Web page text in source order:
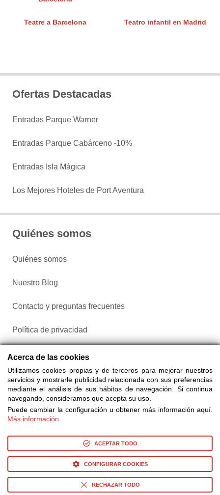
Teatre a Barcelona Teatro infantil en Madrid
Ofertas Destacadas
Entradas Parque Warner
Entradas Parque Cabárceno -10%
Entradas Isla Mágica
Los Mejores Hoteles de Port Aventura
Quiénes somos
Quiénes somos
Nuestro Blog
Contacto y preguntas frecuentes
Política de privacidad
Configurar cookies
de 25 proveedores
© Copyright 2014-2026 Ociocultura Network SL. - All Rights
Reserved
Acerca de las cookies
Utilizamos cookies propias y de terceros para mejorar nuestros
servicios y mostrarle publicidad relacionada con sus preferencias
mediante el análisis de sus hábitos de navegación. Si continua
navegando, consideramos que acepta su uso.
Puede cambiar la configuración u obtener más información aquí.
Más información
ACEPTAR TODO
CONFIGURAR COOKIES
RECHAZAR TODO